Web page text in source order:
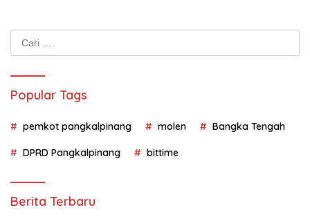
Cari
untuk:
Popular Tags
pemkot pangkalpinang molen Bangka Tengah
DPRD Pangkalpinang bittime
Berita Terbaru